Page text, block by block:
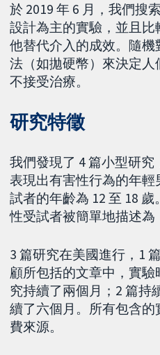
於 2019 年 6 月，我們搜
設計為主的實驗，並且比
他替代介入的成效。隨
法（如拋硬幣）來決定
不接受治療。
研究特徵
我們發現了 4 篇小型研究
表現出有害性行為的年
試者的年齡為 12 至 18
性受試者被簡單地描述為
3 篇研究在美國進行，1
顧所包括的文章中，實
究持續了兩個月；2 篇持
續了六個月。所有包含
費來源。